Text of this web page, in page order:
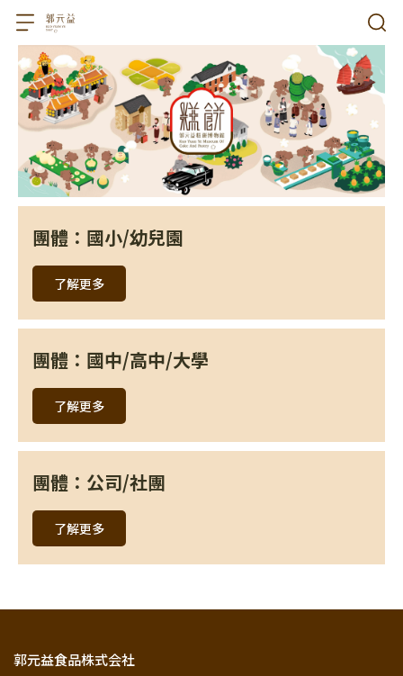
團體：國小/幼兒園
了解更多
團體：國中/高中/大學
了解更多
團體：公司/社團
了解更多
郭元益食品株式会社